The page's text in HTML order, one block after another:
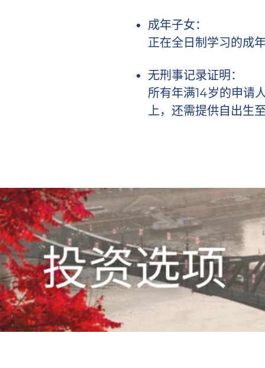
成年子女：
正在全日制学习的成
无刑事记录证明：
所有年满14岁的申请
上，还需提供自出生